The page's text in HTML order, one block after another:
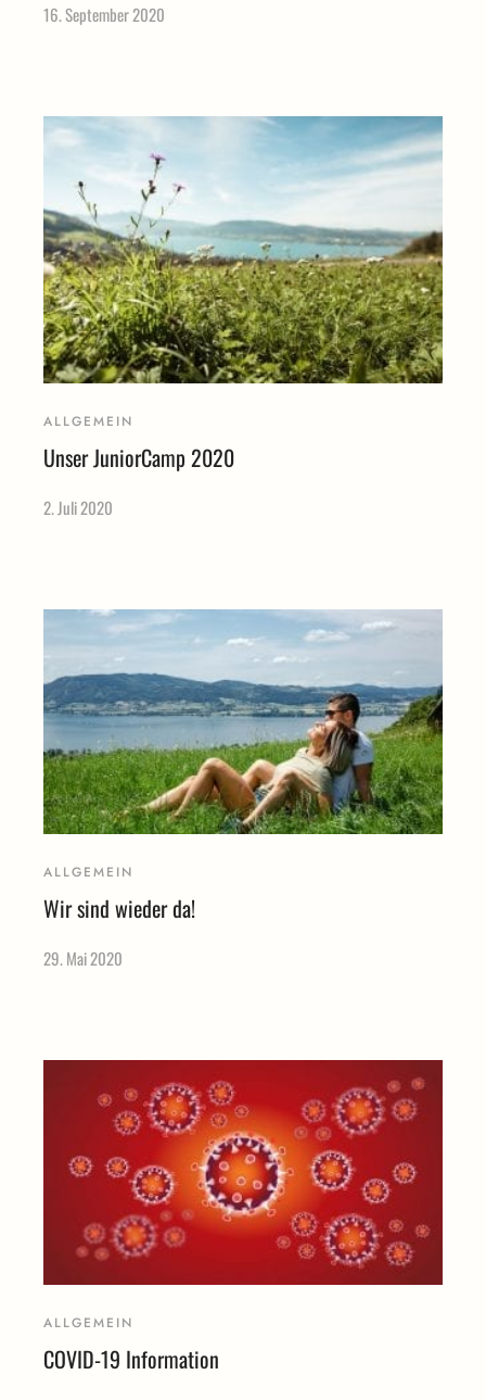
16. September 2020
ALLGEMEIN
Unser JuniorCamp 2020
2. Juli 2020
ALLGEMEIN
Wir sind wieder da!
29. Mai 2020
ALLGEMEIN
COVID-19 Information